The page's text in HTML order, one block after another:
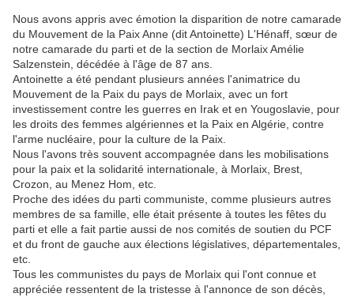
Nous avons appris avec émotion la disparition de notre camarade
du Mouvement de la Paix Anne (dit Antoinette) L'Hénaff, sœur de
notre camarade du parti et de la section de Morlaix Amélie
Salzenstein, décédée à l'âge de 87 ans.
Antoinette a été pendant plusieurs années l'animatrice du
Mouvement de la Paix du pays de Morlaix, avec un fort
investissement contre les guerres en Irak et en Yougoslavie, pour
les droits des femmes algériennes et la Paix en Algérie, contre
l'arme nucléaire, pour la culture de la Paix.
Nous l'avons très souvent accompagnée dans les mobilisations
pour la paix et la solidarité internationale, à Morlaix, Brest,
Crozon, au Menez Hom, etc.
Proche des idées du parti communiste, comme plusieurs autres
membres de sa famille, elle était présente à toutes les fêtes du
parti et elle a fait partie aussi de nos comités de soutien du PCF
et du front de gauche aux élections législatives, départementales,
etc.
Tous les communistes du pays de Morlaix qui l'ont connue et
appréciée ressentent de la tristesse à l'annonce de son décès,